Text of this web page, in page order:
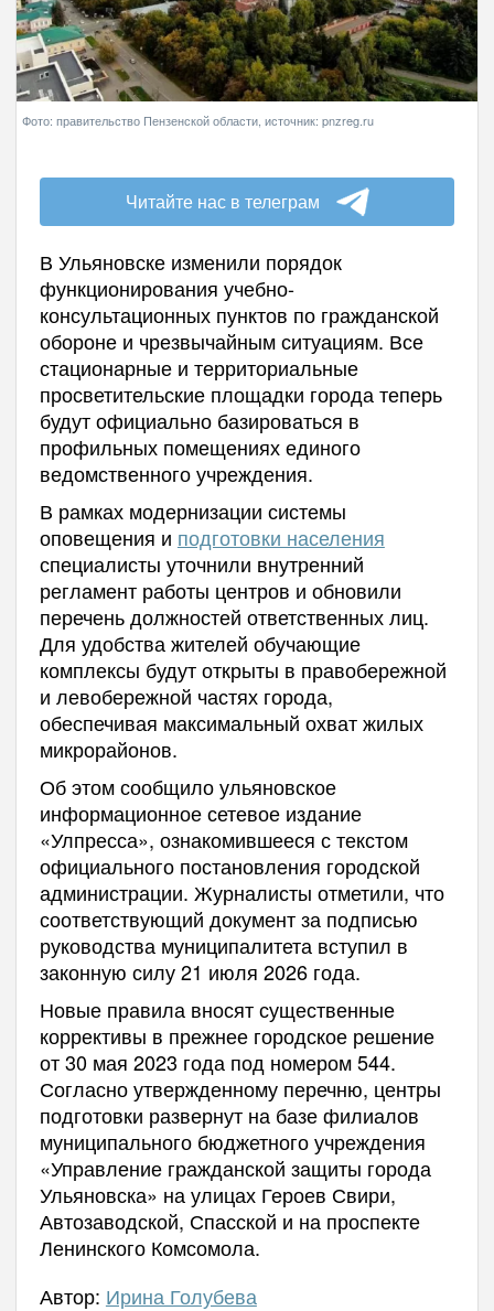
Фото: правительство Пензенской области, источник: pnzreg.ru
Читайте нас в телеграм
В Ульяновске изменили порядок
функционирования учебно-
консультационных пунктов по гражданской
обороне и чрезвычайным ситуациям. Все
стационарные и территориальные
просветительские площадки города теперь
будут официально базироваться в
профильных помещениях единого
ведомственного учреждения.
В рамках модернизации системы
оповещения и подготовки населения
специалисты уточнили внутренний
регламент работы центров и обновили
перечень должностей ответственных лиц.
Для удобства жителей обучающие
комплексы будут открыты в правобережной
и левобережной частях города,
обеспечивая максимальный охват жилых
микрорайонов.
Об этом сообщило ульяновское
информационное сетевое издание
«Улпресса», ознакомившееся с текстом
официального постановления городской
администрации. Журналисты отметили, что
соответствующий документ за подписью
руководства муниципалитета вступил в
законную силу 21 июля 2026 года.
Новые правила вносят существенные
коррективы в прежнее городское решение
от 30 мая 2023 года под номером 544.
Согласно утвержденному перечню, центры
подготовки развернут на базе филиалов
муниципального бюджетного учреждения
«Управление гражданской защиты города
Ульяновска» на улицах Героев Свири,
Автозаводской, Спасской и на проспекте
Ленинского Комсомола.
Автор: Ирина Голубева